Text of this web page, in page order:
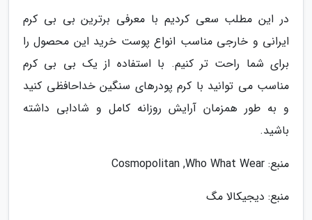
در این مطلب سعی کردیم با معرفی برترین بی بی کرم
ایرانی و خارجی مناسب انواع پوست خرید این محصول را
برای شما راحت تر کنیم. با استفاده از یک بی بی کرم
مناسب می توانید با کرم پودرهای سنگین خداحافظی کنید
و به طور همزمان آرایش روزانه کامل و شادابی داشته
باشید.
منبع: Cosmopolitan ,Who What Wear
منبع: دیجیکالا مگ